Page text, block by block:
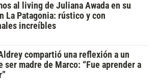
al living de Juliana Awada en su
La Patagonia: rústico y con
increíbles
compartió una reflexión a un
ser madre de Marco: “Fue aprender a